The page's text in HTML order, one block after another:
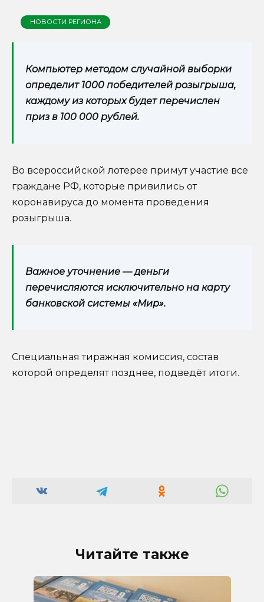
НОВОСТИ РЕГИОНА
Компьютер методом случайной выборки
определит 1000 победителей розыгрыша,
каждому из которых будет перечислен
приз в 100 000 рублей.
Во всероссийской лотерее примут участие все
граждане РФ, которые привились от
коронавируса до момента проведения
розыгрыша.
Важное уточнение — деньги
перечисляются исключительно на карту
банковской системы «Мир».
Специальная тиражная комиссия, состав
которой определят позднее, подведёт итоги.
Читайте также